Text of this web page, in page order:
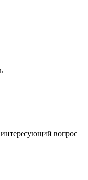
вопрос